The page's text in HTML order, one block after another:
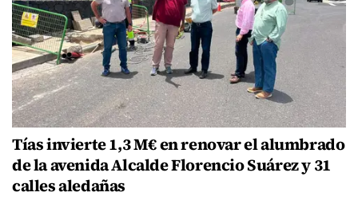
Tías invierte 1,3 M€ en renovar el alumbrado
de la avenida Alcalde Florencio Suárez y 31
calles aledañas